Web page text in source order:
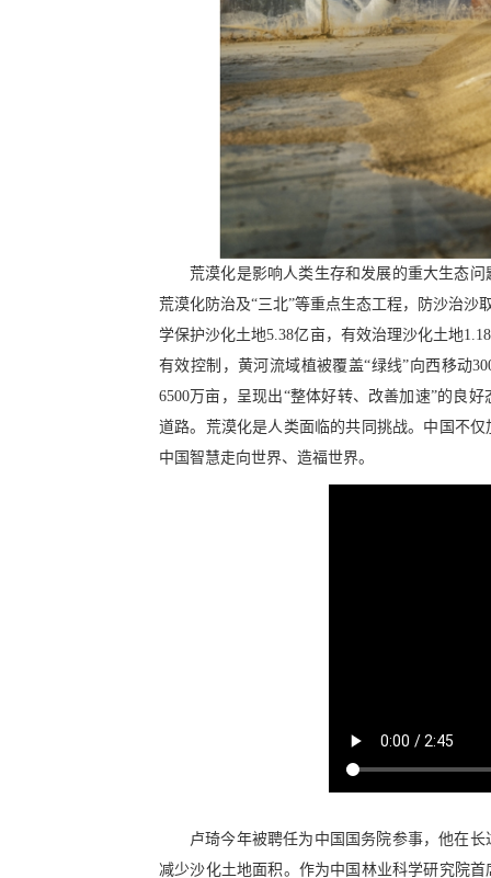
荒漠化是影响人类生存和发展的重大生态
荒漠化防治及“三北”等重点生态工程，防沙治
学保护沙化土地5.38亿亩，有效治理沙化土地
有效控制，黄河流域植被覆盖“绿线”向西移动
6500万亩，呈现出“整体好转、改善加速”的良
道路。荒漠化是人类面临的共同挑战。中国不
中国智慧走向世界、造福世界。
卢琦今年被聘任为中国国务院参事，他在
减少沙化土地面积。作为中国林业科学研究院